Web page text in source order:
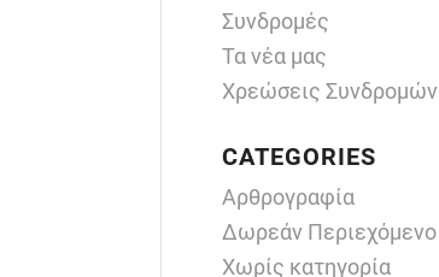
Συνδρομές
Τα νέα μας
Χρεώσεις Συνδρομών
CATEGORIES
Αρθρογραφία
Δωρεάν Περιεχόμενο
Χωρίς κατηγορία